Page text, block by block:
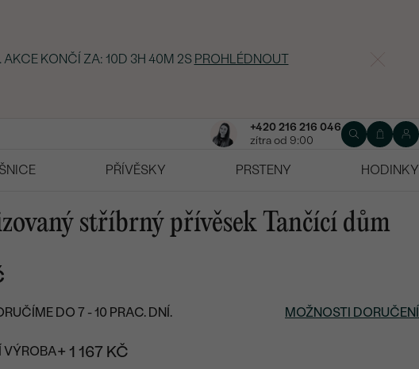
AKCE KONČÍ ZA:10D 3H 40M 1S PROHLÉDNOUT
+420 216 216 046
zítra od 9:00
PŘÍVĚSKY PRSTENY
HODINKY
stříbrný přívěsek Tančící dům
DO 7 - 10 PRAC. DNÍ. MOŽNOSTI DORUČENÍ
VÝROBA+ 1 167 KČ